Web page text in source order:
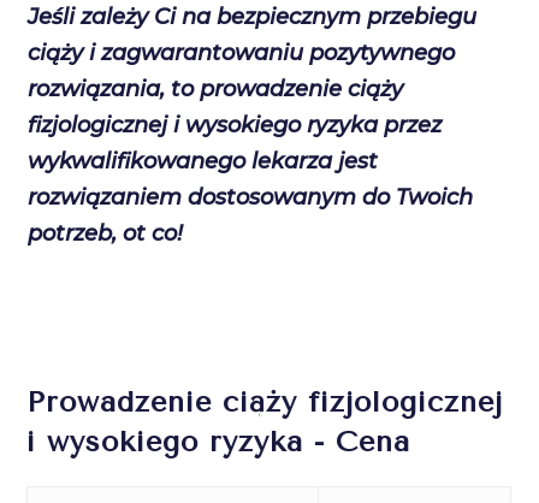
Jeśli zależy Ci na bezpiecznym przebiegu
ciąży i zagwarantowaniu pozytywnego
rozwiązania, to prowadzenie ciąży
fizjologicznej i wysokiego ryzyka przez
wykwalifikowanego lekarza jest
rozwiązaniem dostosowanym do Twoich
potrzeb, ot co!
Prowadzenie ciąży fizjologicznej
i wysokiego ryzyka - Cena